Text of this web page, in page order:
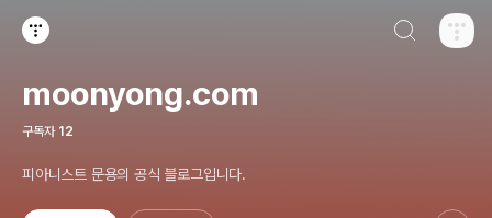
moonyong.com
구독자 12
피아니스트 문용의 공식 블로그입니다.